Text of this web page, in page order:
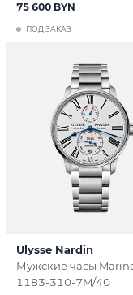
ПОД ЗАКАЗ
75 600 BYN
Ulysse Nardin
Мужские часы
1183-310-7M/40